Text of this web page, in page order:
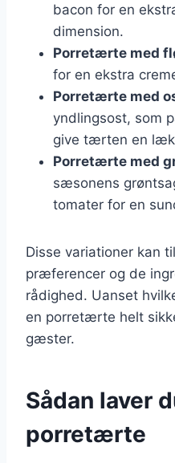
bacon for en
dimension.
Porretærte med
for en ekstra
Porretærte med
yndlingsost, som
give tærten en
Porretærte med
sæsonens
tomater for en
Disse variationer kan
præferencer og de
rådighed. Uanset
en porretærte helt
gæster.
Sådan laver
porretærte